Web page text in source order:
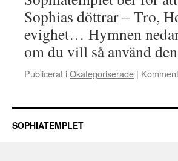
Sophias döttrar – Tro,
evighet… Hymnen
om du vill så använd
Publicerat iOkategoriserade |
SOPHIATEMPLET